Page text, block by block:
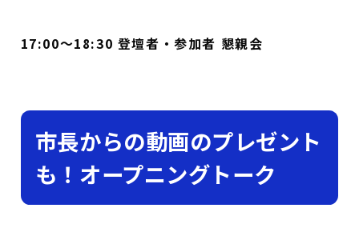
17:00〜18:30 登壇者・参加者 懇親会
市長からの動画のプレゼント
も！オープニングトーク